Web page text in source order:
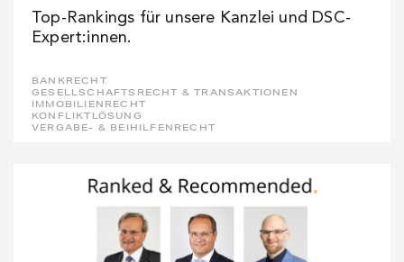
Top-Rankings für unsere Kanzlei und DSC-
Expert:innen.
BANKRECHT
GESELLSCHAFTSRECHT & TRANSAKTIONEN
IMMOBILIENRECHT
KONFLIKTLÖSUNG
VERGABE- & BEIHILFENRECHT